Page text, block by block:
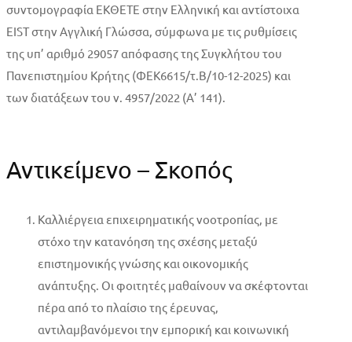
συντομογραφία ΕΚΘΕΤΕ στην Ελληνική και αντίστοιχα
EIST στην Αγγλική Γλώσσα, σύμφωνα με τις ρυθμίσεις
της υπ’ αριθμό 29057 απόφασης της Συγκλήτου του
Πανεπιστημίου Κρήτης (ΦΕΚ6615/τ.Β/10-12-2025) και
των διατάξεων του ν. 4957/2022 (Α’ 141).
Αντικείμενο – Σκοπός
Καλλιέργεια επιχειρηματικής νοοτροπίας, με
στόχο την κατανόηση της σχέσης μεταξύ
επιστημονικής γνώσης και οικονομικής
ανάπτυξης. Οι φοιτητές μαθαίνουν να σκέφτονται
πέρα από το πλαίσιο της έρευνας,
αντιλαμβανόμενοι την εμπορική και κοινωνική